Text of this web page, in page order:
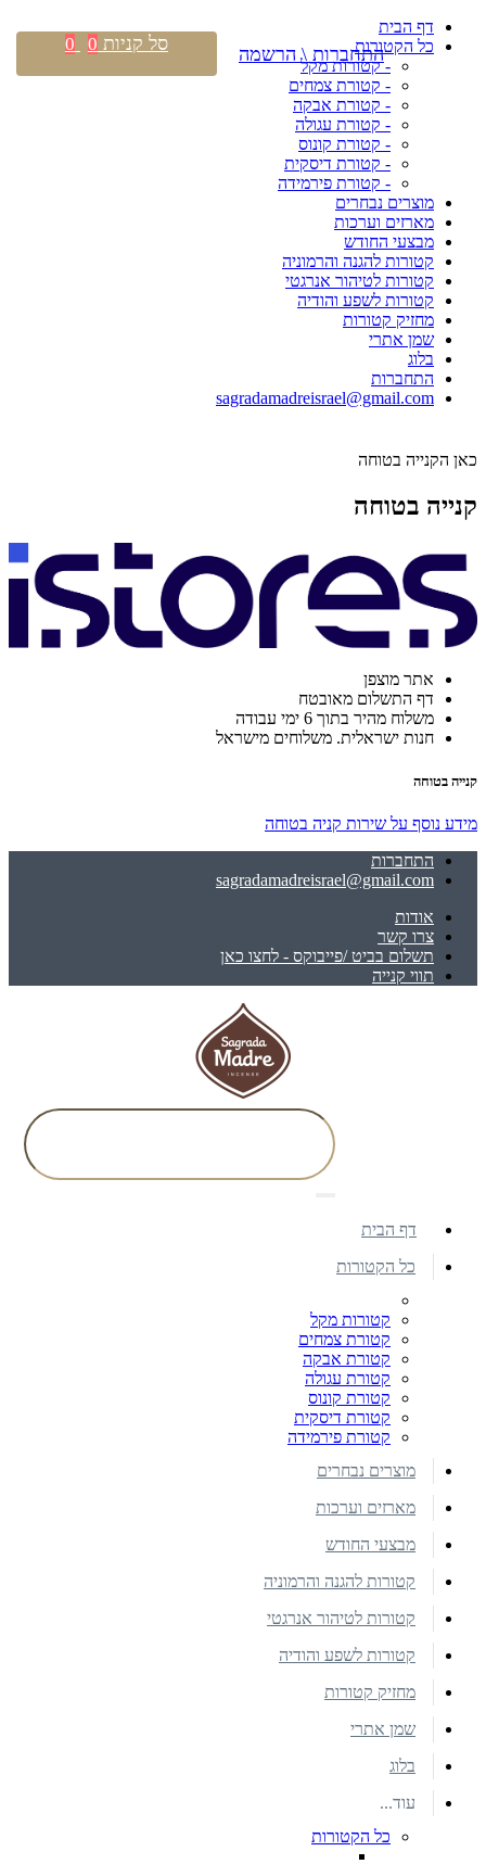
דף הבית
כל הקטורות
- קטורות מקל
- קטורת צמחים
- קטורת אבקה
- קטורת עגולה
- קטורת קונוס
- קטורת דיסקית
- קטורת פירמידה
מוצרים נבחרים
מארזים וערכות
מבצעי החודש
קטורות להגנה והרמוניה
קטורות לטיהור אנרגטי
קטורות לשפע והודיה
מחזיק קטורות
שמן אתרי
בלוג
התחברות
sagradamadreisrael@gmail.com
כאן הקנייה בטוחה
קנייה בטוחה
אתר מוצפן
דף התשלום מאובטח
משלוח מהיר בתוך 6 ימי עבודה
חנות ישראלית. משלוחים מישראל
קנייה בטוחה
מידע נוסף על שירות קניה בטוחה
התחברות
sagradamadreisrael@gmail.com
אודות
צרו קשר
תשלום בביט /פייבוקס - לחצו כאן
תווי קנייה
התחברות \ הרשמה סל קניות 0
0
דף הבית
כל הקטורות
קטורות מקל
קטורת צמחים
קטורת אבקה
קטורת עגולה
קטורת קונוס
קטורת דיסקית
קטורת פירמידה
מוצרים נבחרים
מארזים וערכות
מבצעי החודש
קטורות להגנה והרמוניה
קטורות לטיהור אנרגטי
קטורות לשפע והודיה
מחזיק קטורות
שמן אתרי
בלוג
עוד...
כל הקטורות